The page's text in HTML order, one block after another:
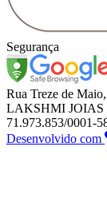
Segurança
Rua Treze de
LAKSHMI JOIAS
71.973.853/0001-
Desenvolvido com